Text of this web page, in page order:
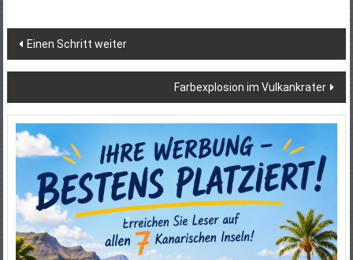
Beitragsnavigation
Einen Schritt weiter
Farbexplosion im Vulkankrater